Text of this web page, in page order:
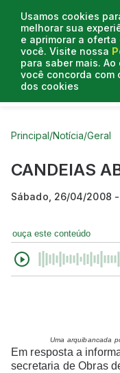
Usamos cookies
melhorar sua
e aprimorar a
você. Visite nossa
para saber mais.
você concorda com
dos cookies
Curtas do Poder
Principal/Notícia/Geral
CANDEIAS
Sábado, 26/04/2008
ouça este conteúdo
Uma arquibancada
Em resposta a
secretaria de Obras